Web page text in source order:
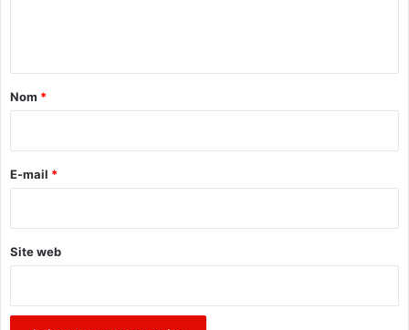
a
e
Nom *
E-mail *
Site web